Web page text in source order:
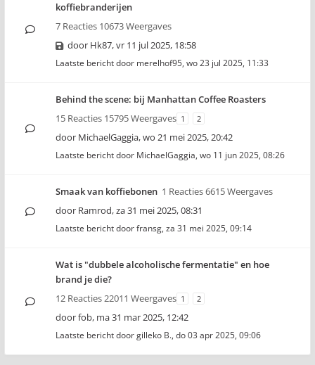
koffiebranderijen
7 Reacties 10673 Weergaves
door Hk87,vr 11 jul 2025, 18:58
Laatste bericht door merelhof95, wo 23 jul 2025, 11:33
Behind the scene: bij Manhattan Coffee Roasters
15 Reacties 15795 Weergaves 1 2
door MichaelGaggia,wo 21 mei 2025, 20:42
Laatste bericht door MichaelGaggia, wo 11 jun 2025, 08:26
Smaak van koffiebonen 1 Reacties 6615 Weergaves
door Ramrod,za 31 mei 2025, 08:31
Laatste bericht doorfransg, za 31 mei 2025, 09:14
Wat is "dubbele alcoholische fermentatie" en hoe
brand je die?
12 Reacties 22011 Weergaves 1 2
doorfob, ma 31 mar 2025, 12:42
Laatste bericht doorgilleko B., do 03 apr 2025, 09:06